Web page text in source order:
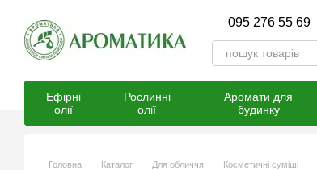
095 276 55 69
Ефірні
олії
Рослинні
олії
Аромати для
будинку
Головна Каталог Для обличчя Косметичні суміші